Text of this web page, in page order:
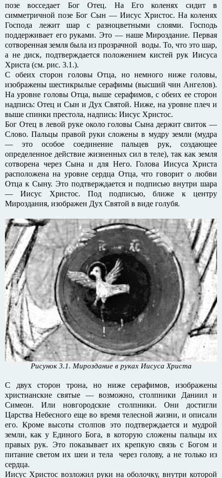
позе восседает Бог Отец. На Его коленях сидит в
симметричной позе Бог Сын — Иисус Христос. На коленях
Господа лежит шар с разноцветными слоями. Господь
поддерживает его руками. Это — наше Мироздание. Первая
сотворенная земля была из прозрачной воды. То, что это шар,
а не диск, подтверждается положением кистей рук Иисуса
Христа (см. рис. 3.1.).
С обеих сторон головы Отца, но немного ниже головы,
изображены шестикрылые серафимы (высший чин Ангелов).
На уровне головы Отца, выше серафимов, с обеих ее сторон
надпись: Отец и Сын и Дух Святой. Ниже, на уровне плеч и
выше спинки престола, надпись: Иисус Христос.
Бог Отец в левой руке около головы Сына держит свиток —
Слово. Пальцы правой руки сложены в мудру земли (мудра
— это особое соединение пальцев рук, создающее
определенное действие жизненных сил в теле), так как земля
сотворена через Сына и для Него. Голова Иисуса Христа
расположена на уровне сердца Отца, что говорит о любви
Отца к Сыну. Это подтверждается и подписью внутри шара
— Иисус Христос. Под подписью, ближе к центру
Мироздания, изображен Дух Святой в виде голубя.
Рисунок 3.1. Мироздание в руках Иисуса Христа
С двух сторон трона, но ниже серафимов, изображены
христианские святые — возможно, столпники Даниил и
Симеон. Или новгородские столпники. Они достигли
Царства Небесного еще во время телесной жизни, и описали
его. Кроме высоты столпов это подтверждается и мудрой
земли, как у Единого Бога, в которую сложены пальцы их
правых рук. Это показывает их крепкую связь с Богом и
питание светом их шеи и тела через голову, а не только из
сердца.
Иисус Христос возложил руки на оболочку, внутри которой